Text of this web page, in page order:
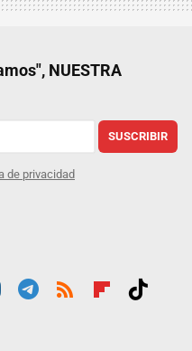
NUESTRA
SUSCRIBIR
de privacidad